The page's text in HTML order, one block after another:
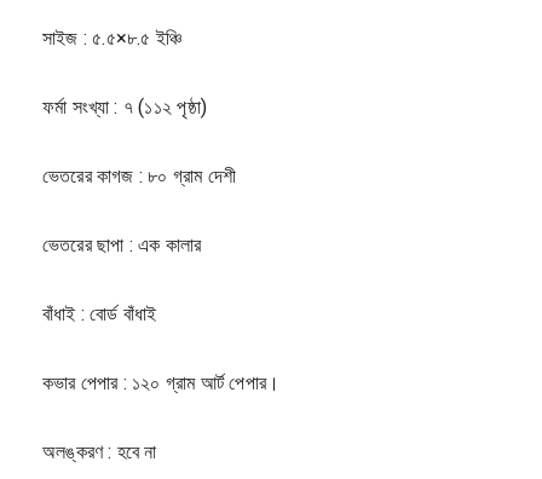
সাইজ : ৫.৫×৮.৫ ইঞ্চি
ফর্মা সংখ্যা : ৭ (১১২ পৃষ্ঠা)
ভেতরের কাগজ : ৮০ গ্রাম দেশী
ভেতরের ছাপা : এক কালার
বাঁধাই : বোর্ড বাঁধাই
কভার পেপার : ১২০ গ্রাম আর্ট পেপার।
অলঙ্করণ : হবে না